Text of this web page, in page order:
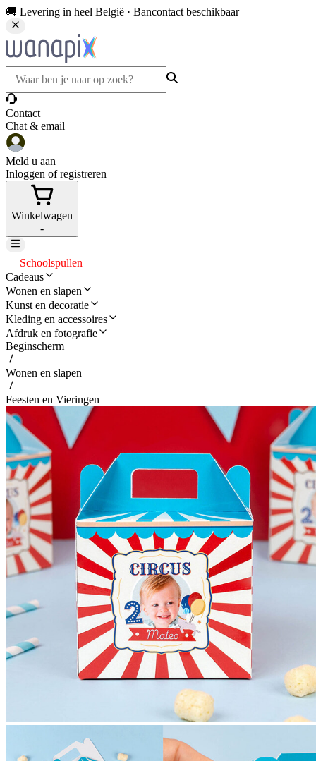
🚚 Levering in heel België · Bancontact beschikbaar
Contact
Chat & email
Meld u aan
Inloggen of registreren
Winkelwagen
-
Schoolspullen
Cadeaus
Wonen en slapen
Kunst en decoratie
Kleding en accessoires
Afdruk en fotografie
Beginscherm
Wonen en slapen
Feesten en Vieringen